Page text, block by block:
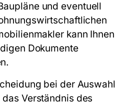
und eventuell
kann Ihnen
Dokumente
bei der Auswahl
Verständnis des